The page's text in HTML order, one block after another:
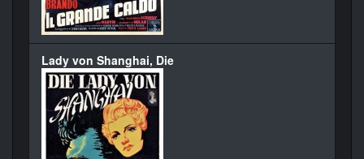
Lady von Shanghai, Die